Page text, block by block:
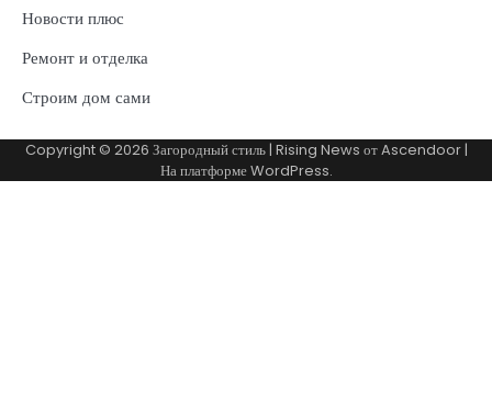
Новости плюс
Ремонт и отделка
Строим дом сами
Copyright © 2026 Загородный стиль| Rising News отAscendoor|
На платформеWordPress.